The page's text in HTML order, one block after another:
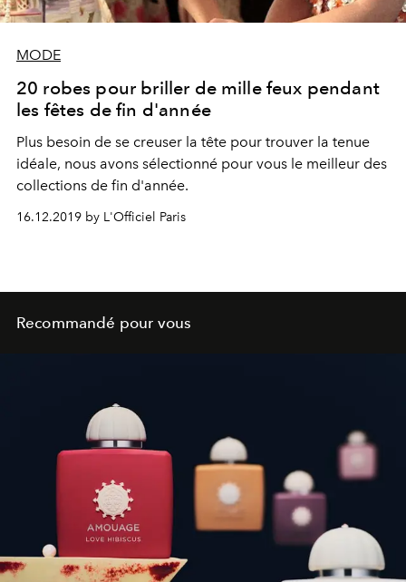
MODE
20 robes pour briller de mille feux pendant
les fêtes de fin d'année
Plus besoin de se creuser la tête pour trouver la tenue
idéale, nous avons sélectionné pour vous le meilleur des
collections de fin d'année.
16.12.2019 by L'Officiel Paris
Recommandé pour vous